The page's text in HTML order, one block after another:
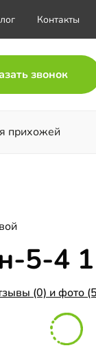
Контакты
звонок
прихожей
5-4
(0) и фото